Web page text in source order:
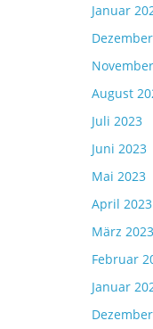
Januar
August
Juli 2023
Juni 2023
Mai 2023
April 2023
März 2023
Februar
Januar